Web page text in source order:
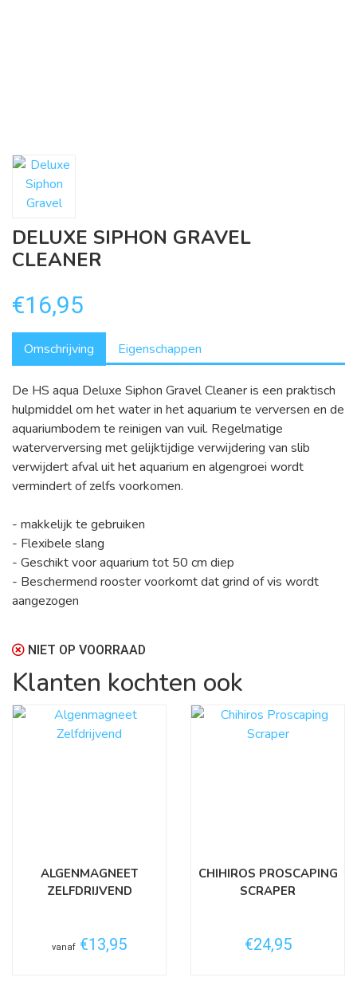
DELUXE SIPHON GRAVEL
CLEANER
€16,95
Omschrijving Eigenschappen
De HS aqua Deluxe Siphon Gravel Cleaner is een praktisch
hulpmiddel om het water in het aquarium te verversen en de
aquariumbodem te reinigen van vuil. Regelmatige
waterverversing met gelijktijdige verwijdering van slib
verwijdert afval uit het aquarium en algengroei wordt
vermindert of zelfs voorkomen.
- makkelijk te gebruiken
- Flexibele slang
- Geschikt voor aquarium tot 50 cm diep
- Beschermend rooster voorkomt dat grind of vis wordt
aangezogen
NIET OP VOORRAAD
Klanten kochten ook
ALGENMAGNEET
ZELFDRIJVEND
vanaf €13,95
CHIHIROS PROSCAPING
SCRAPER
€24,95